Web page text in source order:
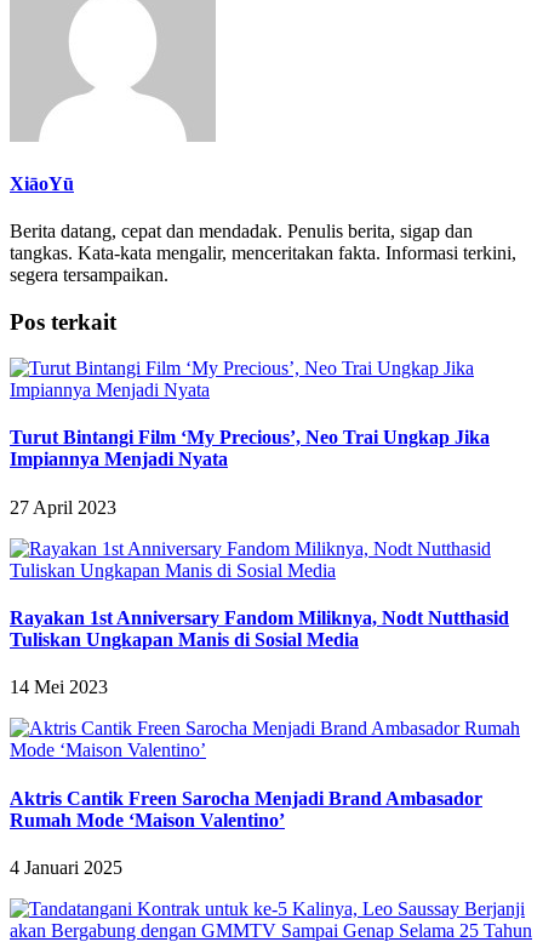
XiāoYū
Berita datang, cepat dan mendadak. Penulis berita, sigap dan
tangkas. Kata-kata mengalir, menceritakan fakta. Informasi terkini,
segera tersampaikan.
Pos terkait
Turut Bintangi Film ‘My Precious’, Neo Trai Ungkap Jika
Impiannya Menjadi Nyata
27 April 2023
Rayakan 1st Anniversary Fandom Miliknya, Nodt Nutthasid
Tuliskan Ungkapan Manis di Sosial Media
14 Mei 2023
Aktris Cantik Freen Sarocha Menjadi Brand Ambasador
Rumah Mode ‘Maison Valentino’
4 Januari 2025